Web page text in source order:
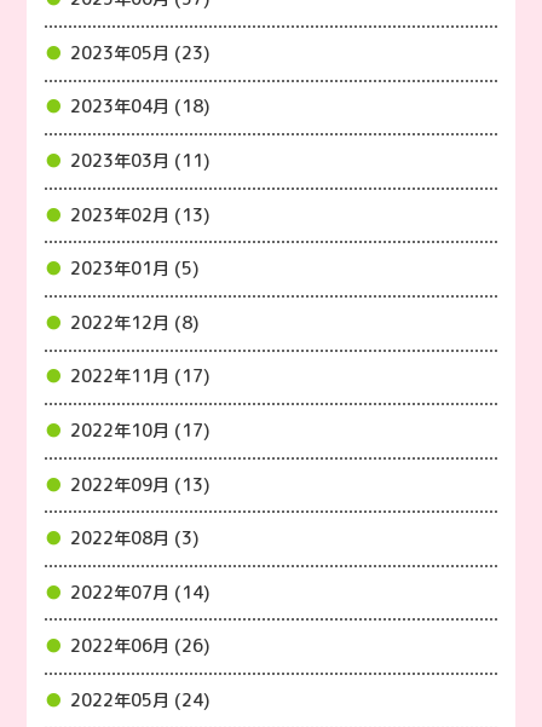
2023年05月 (23)
2023年04月 (18)
2023年03月 (11)
2023年02月 (13)
2023年01月 (5)
2022年12月 (8)
2022年11月 (17)
2022年10月 (17)
2022年09月 (13)
2022年08月 (3)
2022年07月 (14)
2022年06月 (26)
2022年05月 (24)